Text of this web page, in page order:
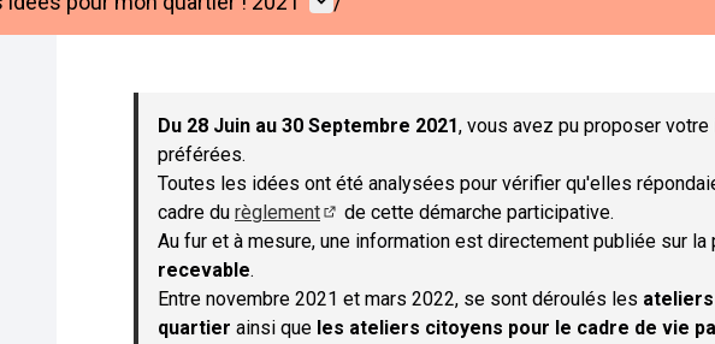
Passer la carte
Du 28 Juin au 30 Septembre 2021, vous avez pu proposer
préférées.
Toutes les idées ont été analysées pour vérifier qu'elles
cadre du règlement
(S'ouvre dans un nouvel onglet)
de cette démarche participative.
Au fur et à mesure, une information est directement publiée sur la
recevable.
Entre novembre 2021 et mars 2022, se sont déroulés les
quartier ainsi que les ateliers citoyens pour le cadre de vie